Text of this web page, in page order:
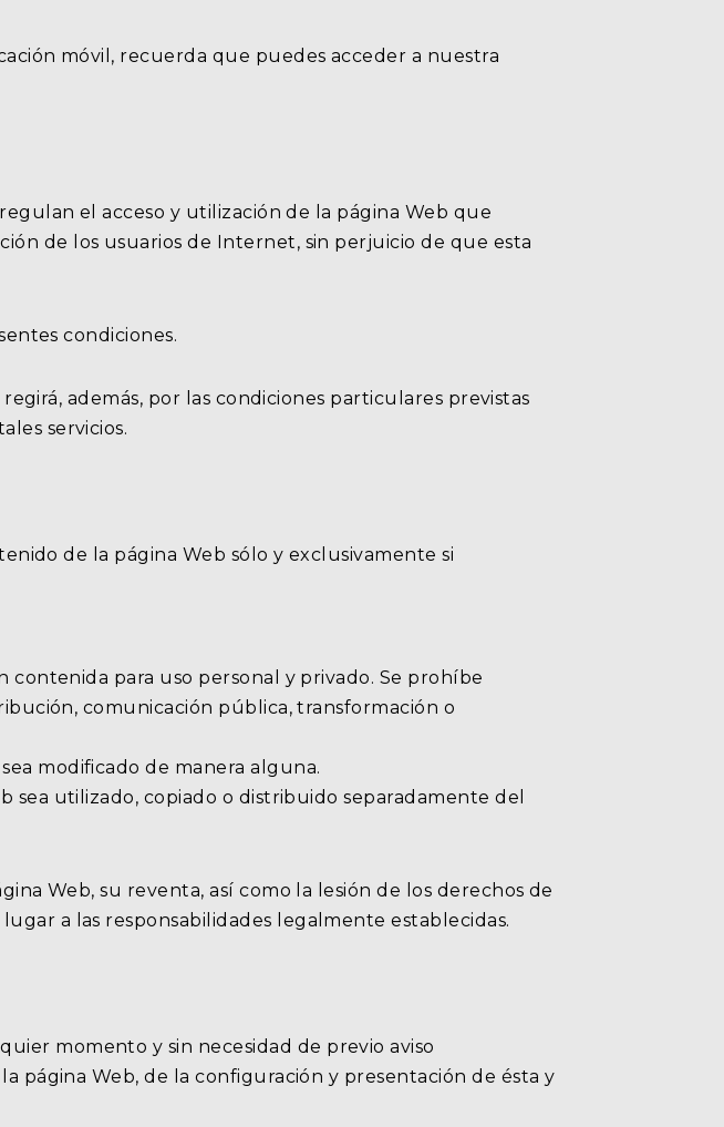
móvil, recuerda que puedes acceder a nuestra
el acceso y utilización de la página Web que
de los usuarios de Internet, sin perjuicio de que esta
condiciones.
además, por las condiciones particulares previstas
servicios.
de la página Web sólo y exclusivamente si
contenida para uso personal y privado. Se prohíbe
comunicación pública, transformación o
modificado de manera alguna.
sea utilizado, copiado o distribuido separadamente del
Web, su reventa, así como la lesión de los derechos de
a las responsabilidades legalmente establecidas.
momento y sin necesidad de previo aviso
página Web, de la configuración y presentación de ésta y